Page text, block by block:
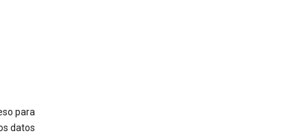
para
datos